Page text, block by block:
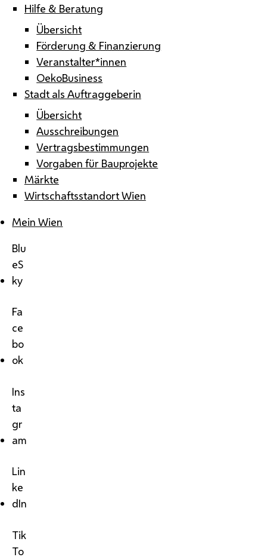
Hilfe & Beratung
Übersicht
Förderung & Finanzierung
Veranstalter*innen
OekoBusiness
Stadt als Auftraggeberin
Übersicht
Ausschreibungen
Vertragsbestimmungen
Vorgaben für Bauprojekte
Märkte
Wirtschaftsstandort Wien
Mein Wien
Blu
eS
ky
Fa
ce
bo
ok
Ins
ta
gr
am
Lin
ke
dIn
Tik
To